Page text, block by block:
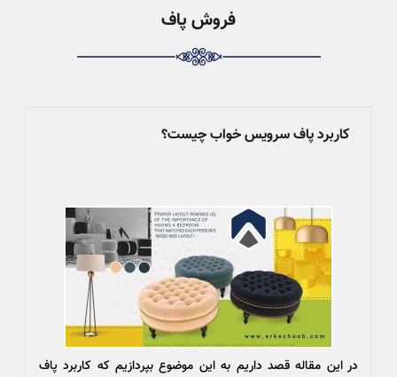
فروش پاف
کاربرد پاف سرویس خواب چیست؟
در این مقاله قصد داریم به این موضوع بپردازیم که کاربرد پاف